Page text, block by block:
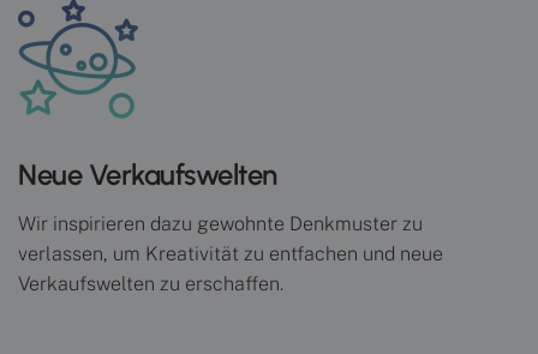
Neue Verkaufswelten
Wir inspirieren dazu gewohnte Denkmuster zu
verlassen, um Kreativität zu entfachen und neue
Verkaufswelten zu erschaffen.